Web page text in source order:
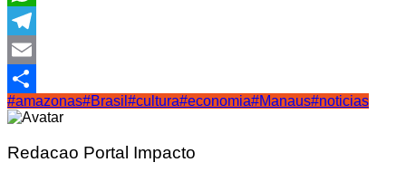
WhatsApp
Telegram
Email
Share
#amazonas#Brasil #cultura#economia#Manaus#noticias
Redacao Portal Impacto